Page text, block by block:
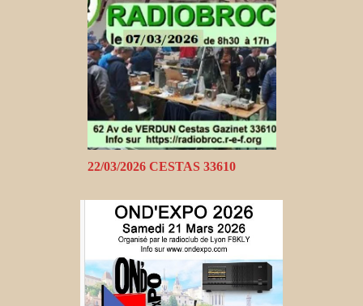
22/03/2026 CESTAS 33610